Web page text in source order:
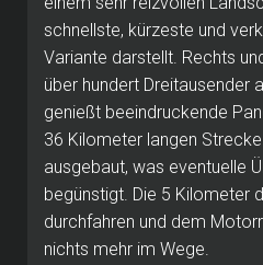
schnellste, kürzeste und
Variante darstellt. Rechts
über hundert Dreitausender
genießt beeindruckende
36 Kilometer langen
ausgebaut, was eventuelle
begünstigt. Die 5 Kilometer
durchfahren und dem
nichts mehr im Wege.